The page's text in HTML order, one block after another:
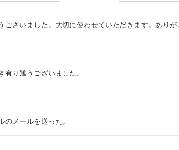
ざいました。大切に使わせていただきます。ありが
り難うございました。
メールを送った。